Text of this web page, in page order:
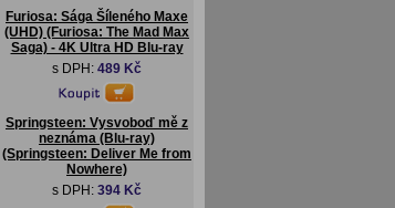
Furiosa: Sága Šíleného Maxe
(UHD) (Furiosa: The Mad Max
Saga) - 4K Ultra HD Blu-ray
s DPH: 489 Kč
Springsteen: Vysvoboď mě z
neznáma (Blu-ray)
(Springsteen: Deliver Me from
Nowhere)
s DPH: 394 Kč